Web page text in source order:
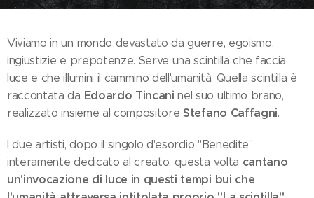
Viviamo in un mondo devastato da guerre, egoismo,
ingiustizie e prepotenze. Serve una scintilla che faccia
luce e che illumini il cammino dell'umanità. Quella scintilla è
raccontata da Edoardo Tincani nel suo ultimo brano,
realizzato insieme al compositore Stefano Caffagni.
I due artisti, dopo il singolo d'esordio "Benedite"
interamente dedicato al creato, questa volta cantano
un'invocazione di luce in questi tempi bui che